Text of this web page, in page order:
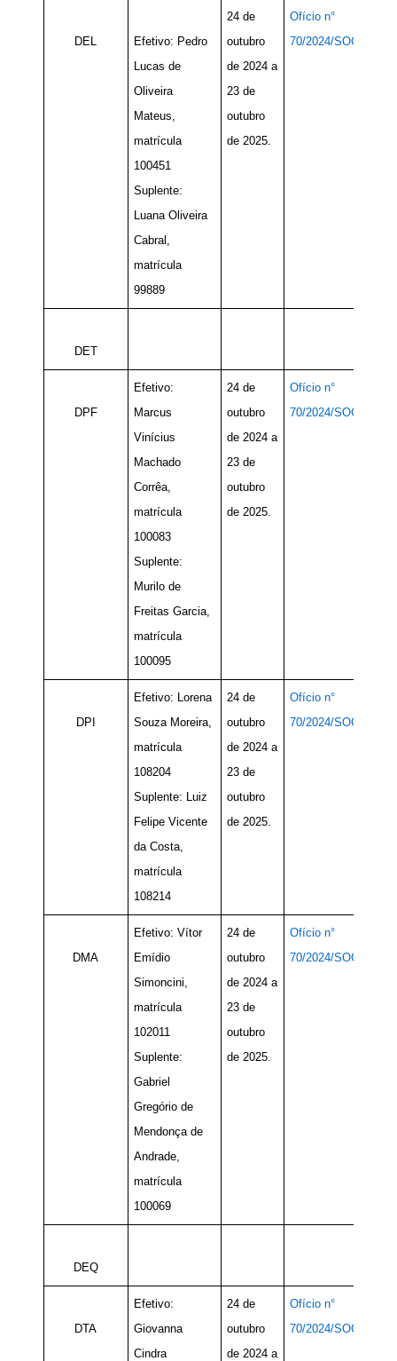
DEL
Efetivo: Pedro
Lucas de
Oliveira
Mateus,
matrícula
100451
Suplente:
Luana Oliveira
Cabral,
matrícula
99889
24 de
outubro
de 2024 a
23 de
outubro
de 2025.
Ofício n°
70/2024/SOC
DET
DPF
Efetivo:
Marcus
Vinícius
Machado
Corrêa,
matrícula
100083
Suplente:
Murilo de
Freitas Garcia,
matrícula
100095
24 de
outubro
de 2024 a
23 de
outubro
de 2025.
Ofício n°
70/2024/SOC
DPI
Efetivo: Lorena
Souza Moreira,
matrícula
108204
Suplente: Luiz
Felipe Vicente
da Costa,
matrícula
108214
24 de
outubro
de 2024 a
23 de
outubro
de 2025.
Ofício n°
70/2024/SOC
DMA
Efetivo: Vítor
Emídio
Simoncini,
matrícula
102011
Suplente:
Gabriel
Gregório de
Mendonça de
Andrade,
matrícula
100069
24 de
outubro
de 2024 a
23 de
outubro
de 2025.
Ofício n°
70/2024/SOC
DEQ
DTA
Efetivo:
Giovanna
Cindra
24 de
outubro
de 2024 a
Ofício n°
70/2024/SOC